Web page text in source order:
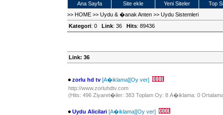
Ana Sayfa Site ekle Yeni Siteler
Top
>> HOME >> Uydu & �anak Anten >> Uydu Sistemleri
Kategori: 0 Link: 36 Hits: 89436
Link: 36
zorlu hd tv [A�iklama][Oy ver]
http://www.zorluhdtv.com
(Hits: 496 Ziyaret�iler: 383 Toplam Oy: 8 A�iklama: 0
Uydu Alicilari [A�iklama][Oy ver]